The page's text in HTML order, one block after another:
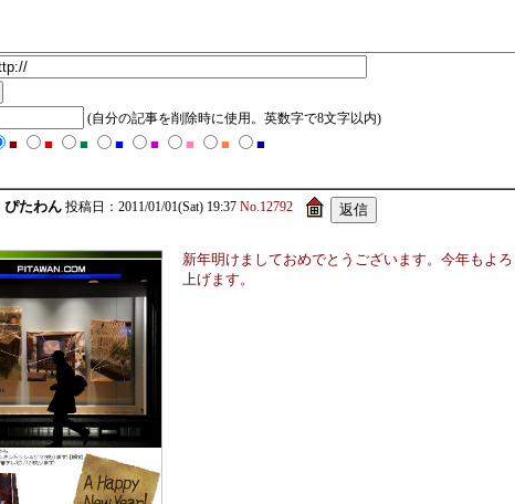
(自分の記事を削除時に使用。英数字で8文字以内)
■ ■ ■ ■ ■ ■ ■ ■
ぴたわん 投稿日：2011/01/01(Sat) 19:37 No.12792
新年明けましておめでとうございます。今年もよ
上げます。